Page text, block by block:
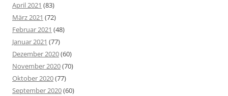
April 2021 (83)
März 2021 (72)
Februar 2021 (48)
Januar 2021 (77)
Dezember 2020(60)
November 2020(70)
Oktober 2020(77)
September 2020(60)